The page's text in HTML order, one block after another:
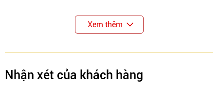
Xem thêm
Nhận xét của khách hàng